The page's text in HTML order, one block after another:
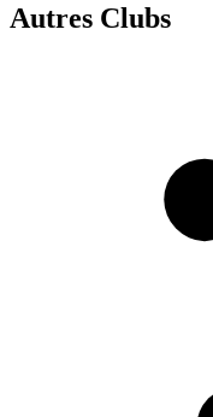
Autres Clubs